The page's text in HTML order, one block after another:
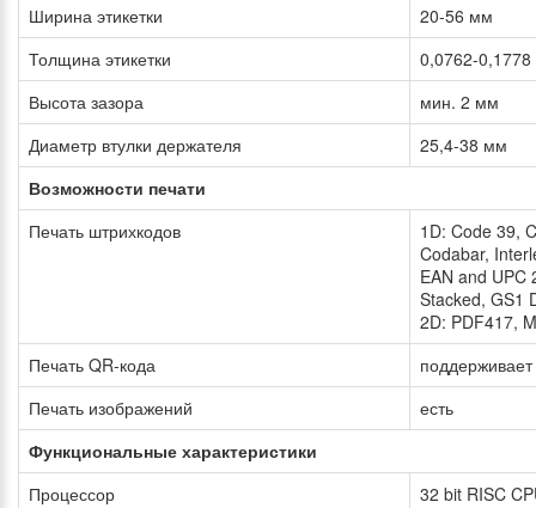
Ширина этикетки
20-56 мм
Толщина этикетки
0,0762-
Высота зазора
мин. 2 мм
Диаметр втулки держателя
25,4-38 мм
Возможности печати
Печать штрихкодов
1D: Code 39,
Codabar,
EAN and UPC
Stacked, GS1
2D: PDF417,
Печать QR-кода
поддерживает
Печать изображений
есть
Функциональные характеристики
Процессор
32 bit RISC